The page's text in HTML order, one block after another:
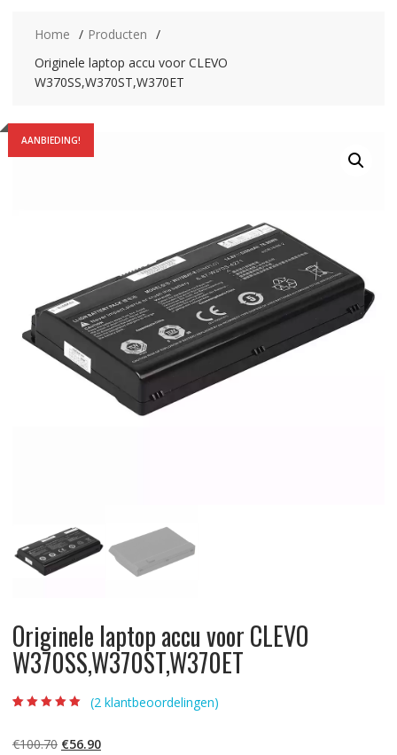
Home
Producten
Originele laptop accu voor CLEVO
W370SS,W370ST,W370ET
AANBIEDING!
Originele laptop accu voor CLEVO
W370SS,W370ST,W370ET
gebaseerd op
klantbeoordelinge
(2 klantbeoordelingen)
€100.70 Oorspronkelijke
€56.90Huidige